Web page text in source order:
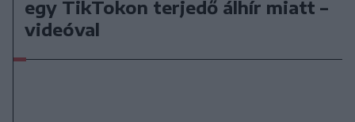
egy TikTokon terjedő álhír miatt –
videóval